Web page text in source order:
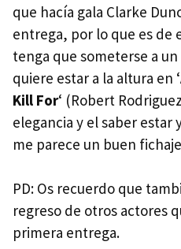
que hacía gala Clarke
entrega, por lo que es de
tenga que someterse a
quiere estar a la altura en ‘
Kill For‘ (Robert
elegancia y el saber estar
me parece un buen
PD: Os recuerdo que
regreso de otros actores
primera entrega.